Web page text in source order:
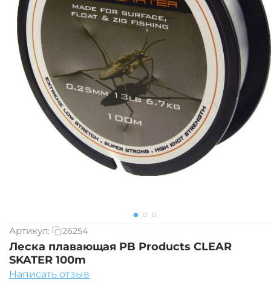
Артикул: 26254
Леска плавающая PB Products CLEAR
SKATER 100m
Написать отзыв